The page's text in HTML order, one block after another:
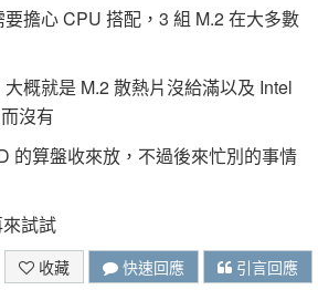
擔心 CPU 搭配，3 組 M.2 在大多數
概就是 M.2 散熱片沒給滿以及 Intel
沒有
的算盤收來放，不過後來忙別的事情
試試
收藏 快速回應 引言回應